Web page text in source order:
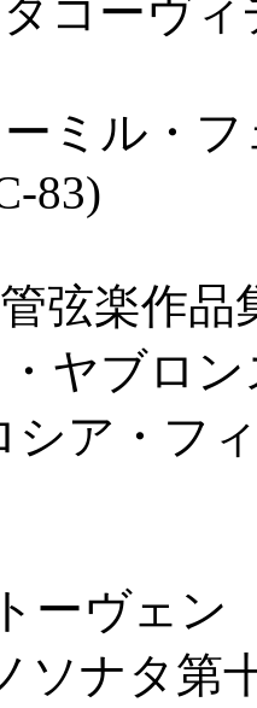
コーヴ
ミル・フ
83)
弦楽作品
ヤブロン
シア・フ
ーヴェン
ソナタ第